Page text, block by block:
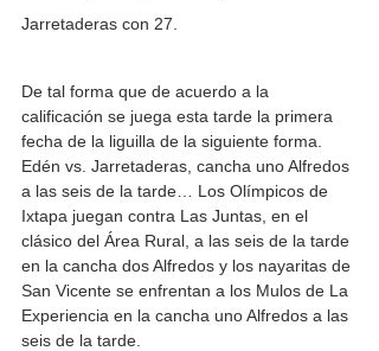
Jarretaderas con 27.
De tal forma que de acuerdo a la
calificación se juega esta tarde la primera
fecha de la liguilla de la siguiente forma.
Edén vs. Jarretaderas, cancha uno Alfredos
a las seis de la tarde… Los Olímpicos de
Ixtapa juegan contra Las Juntas, en el
clásico del Área Rural, a las seis de la tarde
en la cancha dos Alfredos y los nayaritas de
San Vicente se enfrentan a los Mulos de La
Experiencia en la cancha uno Alfredos a las
seis de la tarde.